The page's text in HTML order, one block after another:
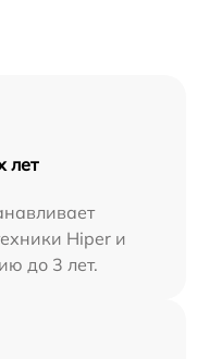
лет
Hiper и
до 3 лет.